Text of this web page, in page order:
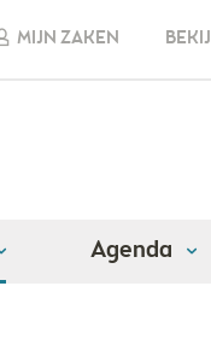
MIJN ZAKEN
Agenda